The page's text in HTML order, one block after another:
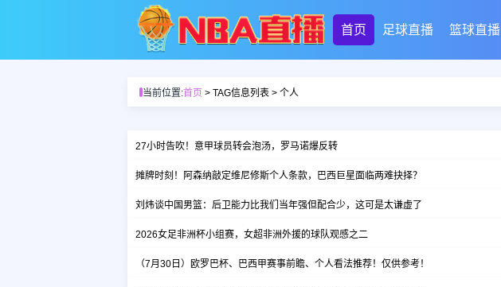
首页 足球直播 篮球直播
当前位置:首页 > TAG信息列表 > 个人
27小时告吹！意甲球员转会泡汤，罗马诺爆反转
摊牌时刻！阿森纳敲定维尼修斯个人条款，巴西巨星面临两难抉择？
刘炜谈中国男篮：后卫能力比我们当年强但配合少，这可是太谦虚了
2026女足非洲杯小组赛，女超非洲外援的球队观感之二
（7月30日）欧罗巴杯、巴西甲赛事前瞻、个人看法推荐！仅供参考！